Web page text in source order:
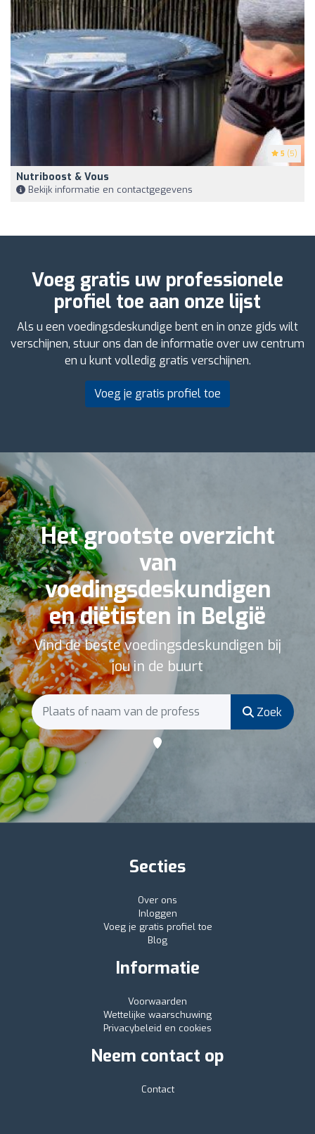
5 (5)
Nutriboost & Vous
Bekijk informatie en contactgegevens
Voeg gratis uw professionele
profiel toe aan onze lijst
Als u een voedingsdeskundige bent en in onze gids wilt
verschijnen, stuur ons dan de informatie over uw centrum
en u kunt volledig gratis verschijnen.
Voeg je gratis profiel toe
Het grootste overzicht
van
voedingsdeskundigen
en diëtisten in België
Vind de beste voedingsdeskundigen bij
jou in de buurt
Zoek
Secties
Over ons
Inloggen
Voeg je gratis profiel toe
Blog
Informatie
Voorwaarden
Wettelijke waarschuwing
Privacybeleid en cookies
Neem contact op
Contact